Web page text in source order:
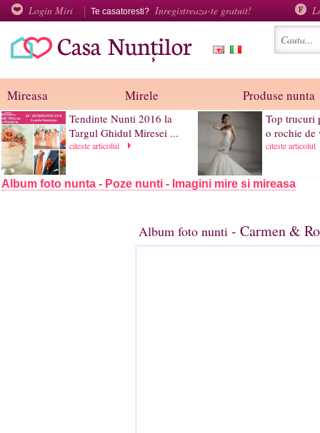
Login Miri Te casatoresti? Inregistreaza-te gratuit!
Mireasa Mirele Produse nunta
Tendinte Nunti 2016 la
Targul Ghidul Miresei ...
citeste articolul
Top trucuri
o rochie de
citeste articolul
Album foto nunta - Poze nunti - Imagini mire si mireasa
Album foto nunti - Carmen &